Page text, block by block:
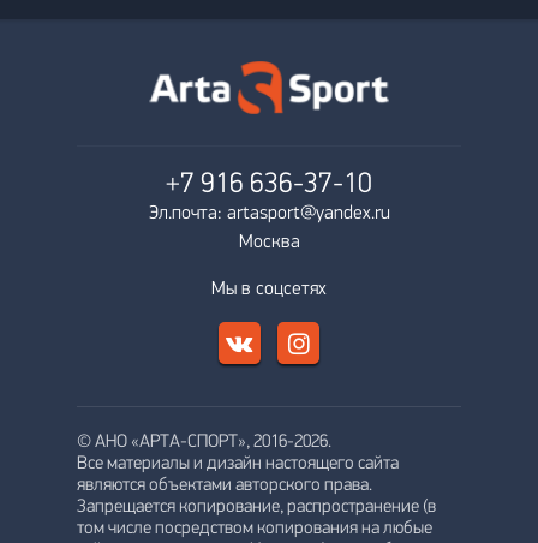
+7 916 636-37-10
Эл.почта: artasport@yandex.ru
Москва
Мы в соцсетях
© АНО «АРТА-СПОРТ», 2016-2026.
Все материалы и дизайн настоящего сайта
являются объектами авторского права.
Запрещается копирование, распространение (в
том числе посредством копирования на любые